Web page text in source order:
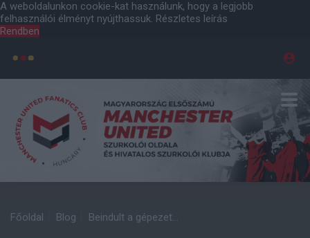
A weboldalunkon cookie-kat használunk, hogy a legjobb
felhasználói élményt nyújthassuk. Részletes leírás
Rendben
Főoldal Blog Beindult a gépezet...